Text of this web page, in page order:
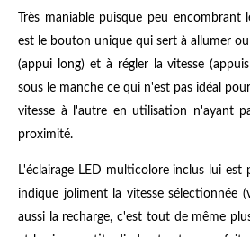
Très maniable puisque peu
est le bouton unique qui sert à allumer
(appui long) et à régler la vitesse
sous le manche ce qui n'est pas idéal
vitesse à l'autre en utilisation n'ayant
proximité.
L'éclairage LED multicolore inclus lui
indique joliment la vitesse sélectionnée
aussi la recharge, c'est tout de même